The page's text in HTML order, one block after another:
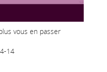
vous en passer
14